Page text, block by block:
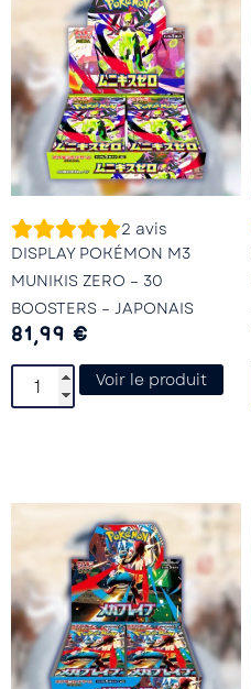
2 avis
DISPLAY POKÉMON M3
MUNIKIS ZERO – 30
BOOSTERS – JAPONAIS
81,99 €
Voir le produit